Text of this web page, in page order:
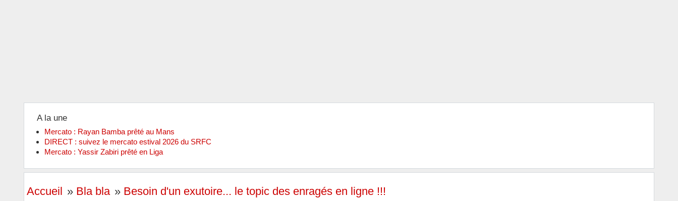
A la une
Mercato : Rayan Bamba prêté au Mans
DIRECT : suivez le mercato estival 2026 du SRFC
Mercato : Yassir Zabiri prêté en Liga
Accueil » Bla bla » Besoin d'un exutoire... le topic des enragés en ligne !!!